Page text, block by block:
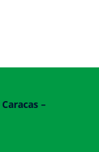
Caracas –